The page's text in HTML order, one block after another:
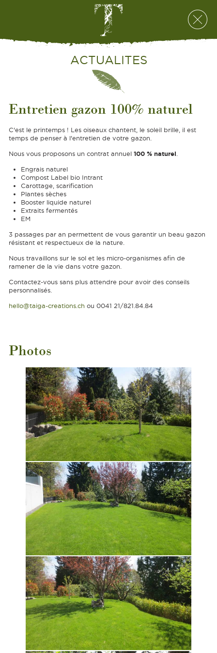
ACTUALITES
Entretien gazon 100% naturel
C'est le printemps ! Les oiseaux chantent, le soleil brille, il est
temps de penser à l'entretien de votre gazon.
Nous vous proposons un contrat annuel 100 % naturel
Engrais naturel
Compost Label bio Intrant
Carottage, scarification
Plantes sèches
Booster liquide naturel
Extraits fermentés
EM
3 passages par an permettent de vous garantir un beau gazon
résistant et respectueux de la nature.
Nous travaillons sur le sol et les micro-organismes afin de
ramener de la vie dans votre gazon.
Contactez-vous sans plus attendre pour avoir des conseils
personnalisés.
hello@taiga-creations.ch ou 0041 21/821.84.84
Photos